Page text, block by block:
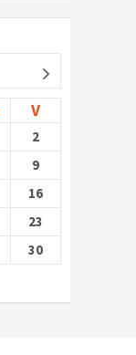
V
2
9
16
23
30